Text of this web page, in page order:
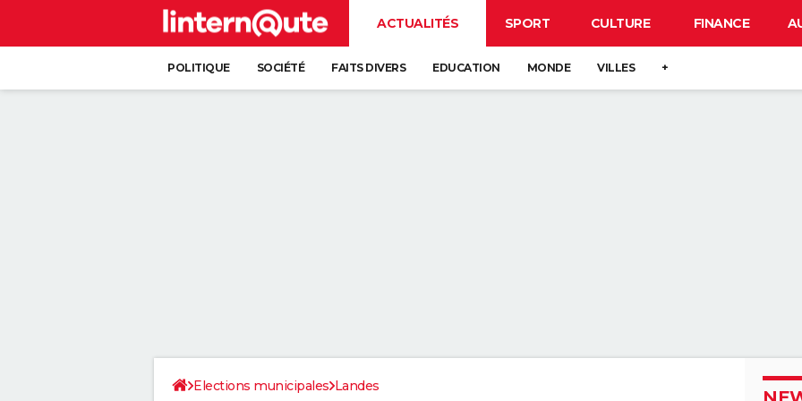
ACTUALITÉS SPORT CULTURE FINANCE
POLITIQUE SOCIÉTÉ FAITS DIVERS EDUCATION MONDE VILLES +
Elections municipales Landes